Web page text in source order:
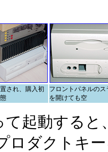
され、購入初
フロントパネルのス
を開けても空
起動すると
ロダクトキ